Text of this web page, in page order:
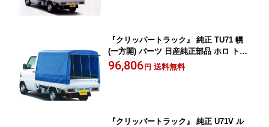
『クリッパートラック』 純正 TU71 幌
(一方開) パーツ 日産純正部品 ホロ トラ
ック幌 CLIPPER オプション アクセサ
リー 用品
96,806 円 送料無料
『クリッパートラック』 純正 U71V ル